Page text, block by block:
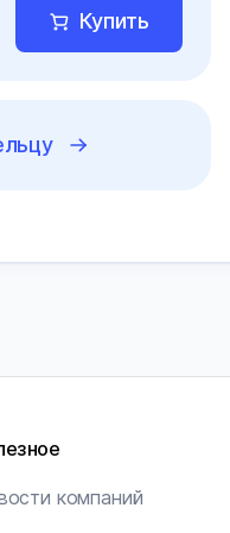
Купить
компаний